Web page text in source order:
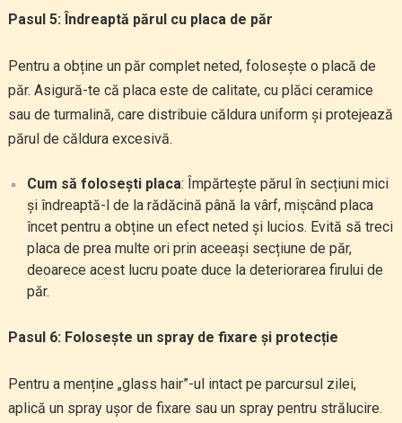
Pasul 5: Îndreaptă părul cu placa de păr
Pentru a obține un păr complet neted, folosește o placă de
păr. Asigură-te că placa este de calitate, cu plăci ceramice
sau de turmalină, care distribuie căldura uniform și protejează
părul de căldura excesivă.
Cum să folosești placa: Împărtește părul în secțiuni mici
și îndreaptă-l de la rădăcină până la vârf, mișcând placa
încet pentru a obține un efect neted și lucios. Evită să treci
placa de prea multe ori prin aceeași secțiune de păr,
deoarece acest lucru poate duce la deteriorarea firului de
păr.
Pasul 6: Folosește un spray de fixare și protecție
Pentru a menține „glass hair”-ul intact pe parcursul zilei,
aplică un spray ușor de fixare sau un spray pentru strălucire.